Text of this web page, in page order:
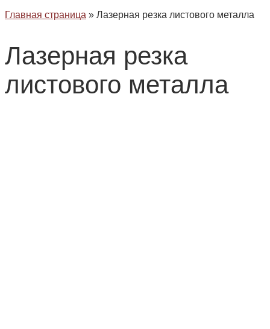
Главная страница » Лазерная резка листового металла
Лазерная резка
листового металла